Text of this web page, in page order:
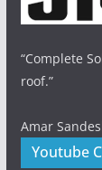
“Complete
roof.”
Amar
Youtube